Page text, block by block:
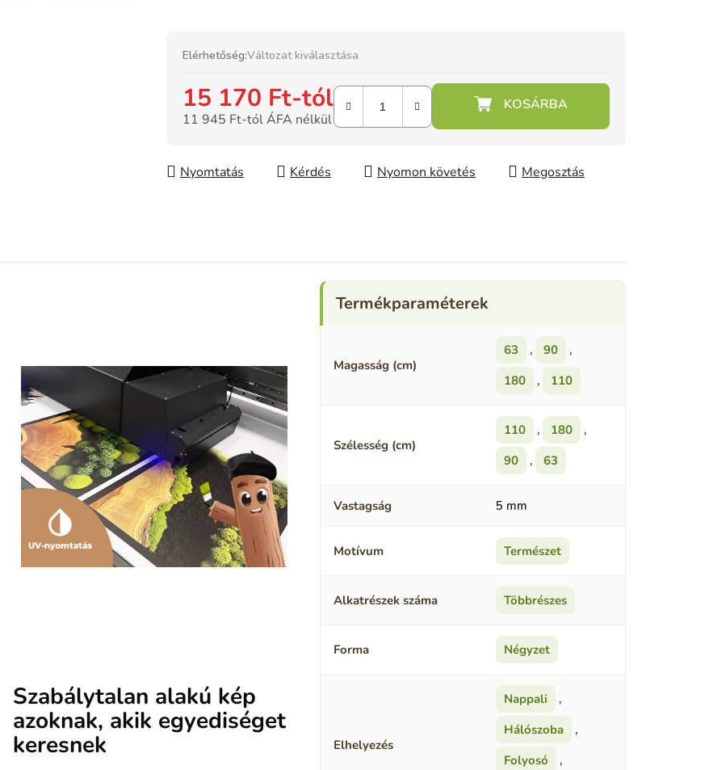
Elérhetőség:Változat kiválasztása
15 170 Ft-tól
11 945 Ft-tól ÁFA nélkül
Nyomtatás
Kérdés Nyomon követés Megosztás
Szabálytalan alakú kép
azoknak, akik egyediséget
keresnek
Magasság (cm)
63 , 90
,
180
, 110
Szélesség (cm)
110 , 180
,
90
, 63
Vastagság 5 mm
Motívum Természet
Alkatrészek száma Többrészes
Forma Négyzet
Elhelyezés
Nappali
,
Hálószoba
,
Folyosó
,